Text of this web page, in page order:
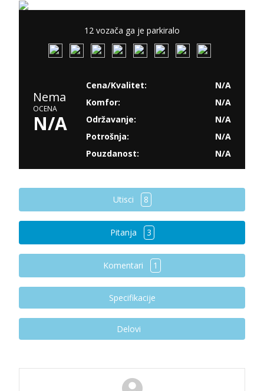
12 vozača ga je parkiralo
Nema
OCENA
N/A
Cena/Kvalitet:
N/A
Komfor:
N/A
Održavanje:
N/A
Potrošnja:
N/A
Pouzdanost:
N/A
Utisci 8
Pitanja 3
Komentari 1
Specifikacije
Delovi